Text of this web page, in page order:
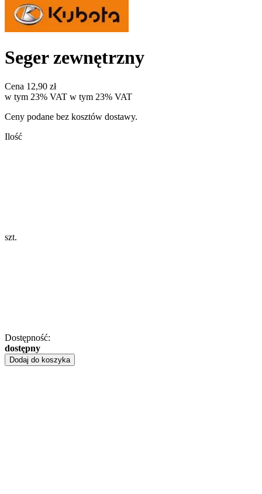
Seger zewnętrzny
Cena 12,90 zł
w tym 23% VAT w tym 23% VAT
Ceny podane bez kosztów dostawy.
Ilość
szt.
Dostępność:
dostępny
Dodaj do koszyka